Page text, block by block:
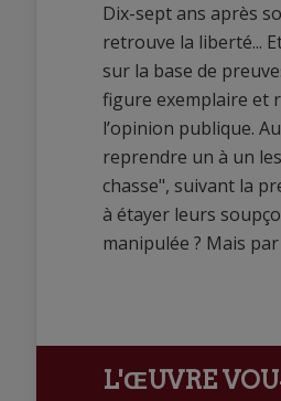
Dix-sept ans après
retrouve la liberté...
sur la base de
figure exemplaire et
l’opinion publique.
reprendre un à un
chasse", suivant la
à étayer leurs
manipulée ? Mais
L'ŒUVRE